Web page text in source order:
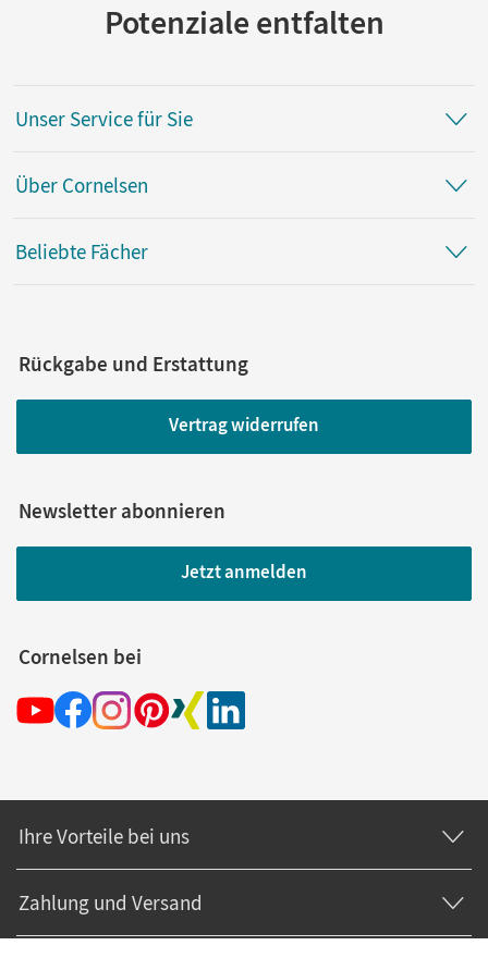
Potenziale entfalten
Unser Service für Sie
Über Cornelsen
Beliebte Fächer
Rückgabe und Erstattung
Vertrag widerrufen
Newsletter abonnieren
Jetzt anmelden
Cornelsen bei
Ihre Vorteile bei uns
Zahlung und Versand